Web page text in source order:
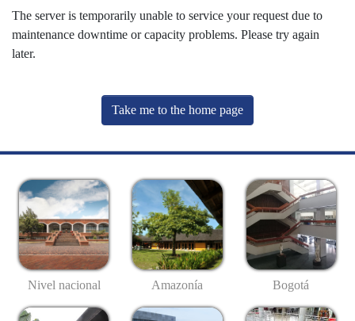
The server is temporarily unable to service your request due to
maintenance downtime or capacity problems. Please try again
later.
Take me to the home page
Nivel nacional Amazonía Bogotá